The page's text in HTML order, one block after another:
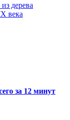
дерева
века
за 12 минут